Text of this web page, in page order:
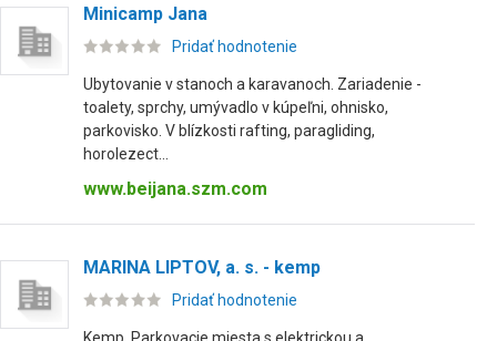
Minicamp Jana
Pridať hodnotenie
Ubytovanie v stanoch a karavanoch. Zariadenie -
toalety, sprchy, umývadlo v kúpeľni, ohnisko,
parkovisko. V blízkosti rafting, paragliding,
horolezect...
www.beijana.szm.com
MARINA LIPTOV, a. s. - kemp
Pridať hodnotenie